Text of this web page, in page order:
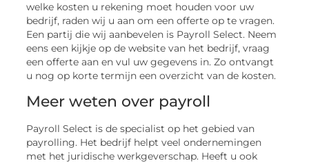
welke kosten u rekening moet houden voor uw
bedrijf, raden wij u aan om een offerte op te vragen.
Een partij die wij aanbevelen is Payroll Select. Neem
eens een kijkje op de website van het bedrijf, vraag
een offerte aan en vul uw gegevens in. Zo ontvangt
u nog op korte termijn een overzicht van de kosten.
Meer weten over payroll
Payroll Select is de specialist op het gebied van
payrolling. Het bedrijf helpt veel ondernemingen
met het juridische werkgeverschap. Heeft u ook